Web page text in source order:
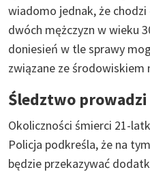
wiadomo jednak, że
dwóch mężczyzn w wieku
doniesień w tle sprawy
związane ze
Śledztwo
Okoliczności śmierci 21-
Policja podkreśla, że na
będzie przekazywać